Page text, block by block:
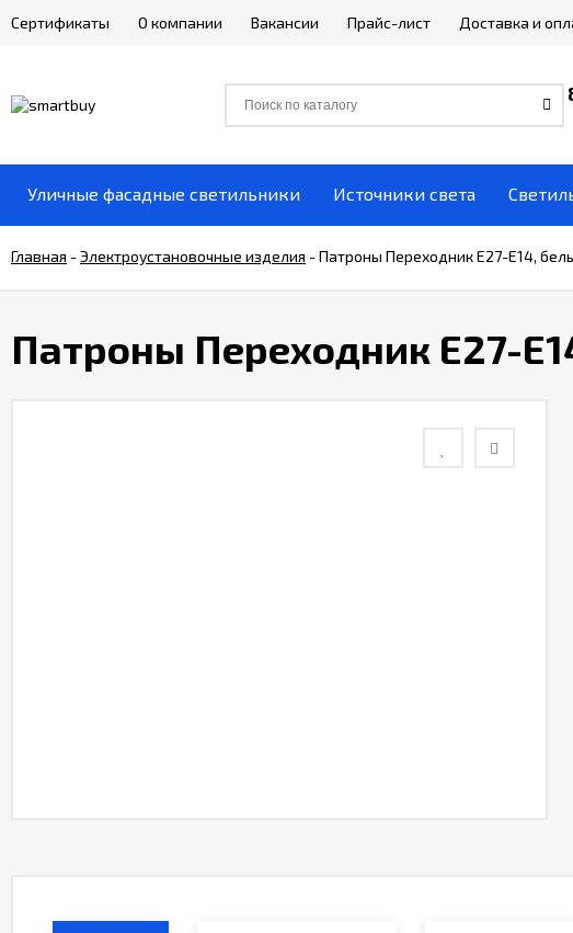
Сертификаты О компании Вакансии Прайс-лист Доставка и
Уличные фасадные светильники Источники света
Главная -Электроустановочные изделия -Патроны Переходник E27-E14,
Патроны Переходник E27-